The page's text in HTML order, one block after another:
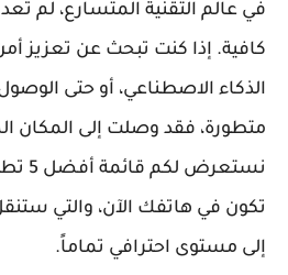
في عالم التقنية المتسارع، لم تعد
كافية. إذا كنت تبحث عن تعزيز
الذكاء الاصطناعي، أو حتى
متطورة، فقد وصلت إلى المكان
تكون في هاتفك الآن، والتي
إلى مستوى احترافي تماماً.